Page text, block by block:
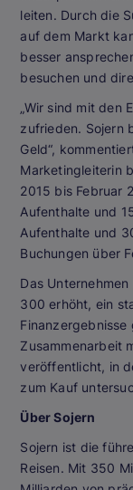
leiten. Durch die
auf dem Markt
besser
besuchen und
„Wir sind mit den
zufrieden. Sojern
Geld“,
Marketingleiterin
2015 bis Februar
Aufenthalte und
Aufenthalte und
Buchungen über
Das
300 erhöht, ein
Zusammenarbeit
veröffentlicht, in
zum Kauf
Über Sojern
Sojern ist die
Reisen. Mit 350